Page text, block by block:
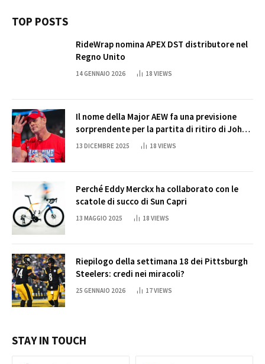
TOP POSTS
RideWrap nomina APEX DST distributore nel
Regno Unito
14 GENNAIO 2026 18 VIEWS
Il nome della Major AEW fa una previsione
sorprendente per la partita di ritiro di John
Cena
13 DICEMBRE 2025 18 VIEWS
Perché Eddy Merckx ha collaborato con le
scatole di succo di Sun Capri
13 MAGGIO 2025 18 VIEWS
Riepilogo della settimana 18 dei Pittsburgh
Steelers: credi nei miracoli?
25 GENNAIO 2026 17VIEWS
STAY IN TOUCH